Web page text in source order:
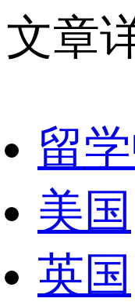
文章
留
美国
英国